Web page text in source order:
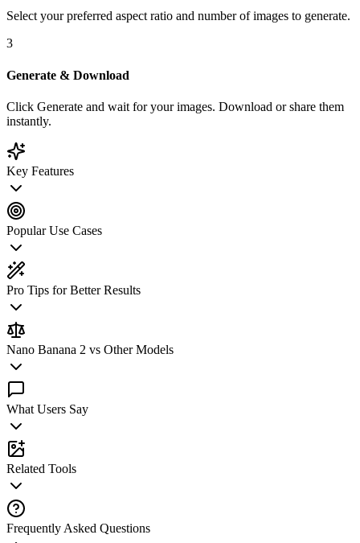
Select your preferred aspect ratio and number of images to generate.
3
Generate & Download
Click Generate and wait for your images. Download or share them
instantly.
Key Features
Popular Use Cases
Pro Tips for Better Results
Nano Banana 2 vs Other Models
What Users Say
Related Tools
Frequently Asked Questions